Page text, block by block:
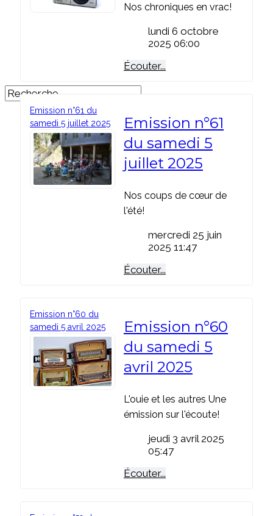
Nos chroniques en vrac!
lundi 6 octobre
2025 06:00
Écouter...
Emission n°61 du
samedi 5 juillet 2025
Emission n°61
du samedi 5
juillet 2025
Nos coups de cœur de
l'été!
mercredi 25 juin
2025 11:47
Écouter...
Emission n°60 du
samedi 5 avril 2025
Emission n°60
du samedi 5
avril 2025
L'ouie et les autres Une
émission sur l'écoute!
jeudi 3 avril 2025
05:47
Écouter...